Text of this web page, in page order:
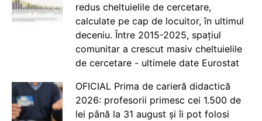
redus cheltuielile de cercetare,
calculate pe cap de locuitor, în ultimul
deceniu. Între 2015-2025, spațiul
comunitar a crescut masiv cheltuielile
de cercetare - ultimele date Eurostat
OFICIAL Prima de carieră didactică
2026: profesorii primesc cei 1.500 de
lei până la 31 august și îi pot folosi